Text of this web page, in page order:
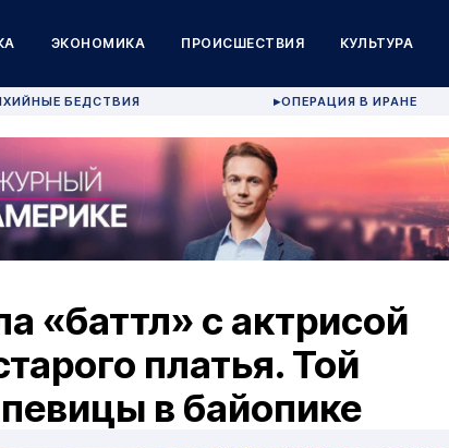
ЭКОНОМИКА ПРОИСШЕСТВИЯ КУЛЬТУРА
БЕДСТВИЯ ▶ОПЕРАЦИЯ В ИРАНЕ
«баттл» с актрисой
платья. Той
в байопике